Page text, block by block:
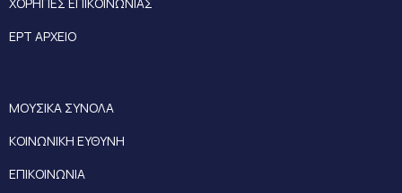
ΕΡΤ ΑΡΧΕΙΟ
ΜΟΥΣΙΚΑ ΣΥΝΟΛΑ
ΚΟΙΝΩΝΙΚΗ ΕΥΘΥΝΗ
ΕΠΙΚΟΙΝΩΝΙΑ